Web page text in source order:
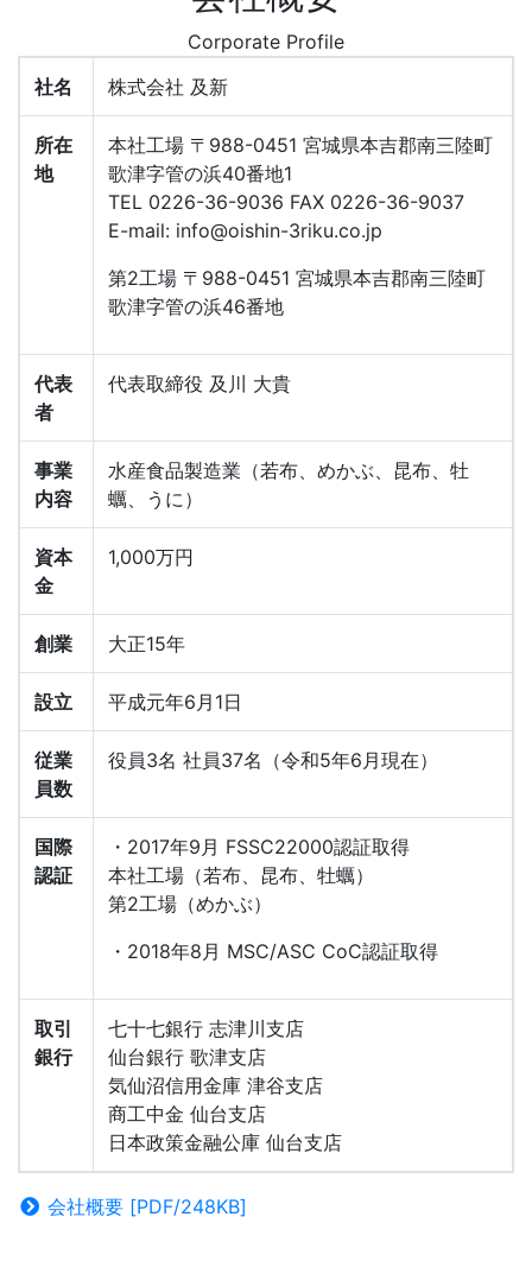
Corporate Profile
社名
株式会社 及新
所在
地
本社工場 〒988-0451 宮城県本吉郡南三陸町
歌津字管の浜40番地1
TEL 0226-36-9036 FAX 0226-36-9037
E-mail: info@oishin-3riku.co.jp
第2工場 〒988-0451 宮城県本吉郡南三陸町
歌津字管の浜46番地
代表
者
代表取締役 及川 大貴
事業
内容
水産食品製造業（若布、めかぶ、昆布、牡
蠣、うに）
資本
金
1,000万円
創業 大正15年
設立 平成元年6月1日
従業
員数
役員3名 社員37名（令和5年6月現在）
国際
認証
・2017年9月 FSSC22000認証取得
本社工場（若布、昆布、牡蠣）
第2工場（めかぶ）
・2018年8月 MSC/ASC CoC認証取得
取引
銀行
七十七銀行 志津川支店
仙台銀行 歌津支店
気仙沼信用金庫 津谷支店
商工中金 仙台支店
日本政策金融公庫 仙台支店
会社概要 [PDF/248KB]